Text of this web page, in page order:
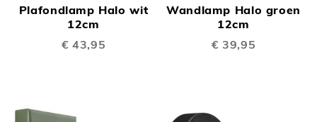
Plafondlamp Halo wit
12cm
€ 43,95
Wandlamp Halo groen
12cm
€ 39,95